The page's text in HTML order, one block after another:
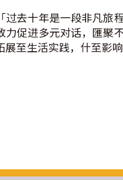
过去十年是一段非凡旅
力促进多元对话，匯聚
至生活实践，什至影